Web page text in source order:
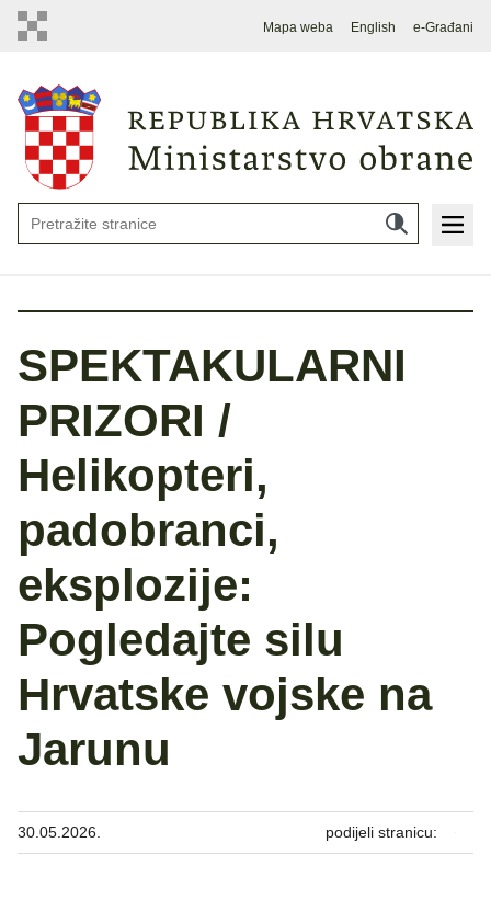
Mapa weba English e-Građani
SPEKTAKULARNI
PRIZORI /
Helikopteri,
padobranci,
eksplozije:
Pogledajte silu
Hrvatske vojske na
Jarunu
30.05.2026. podijeli stranicu: